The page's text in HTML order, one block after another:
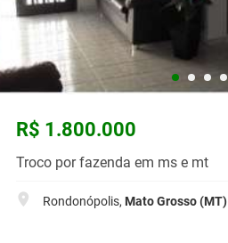
R$ 1.800.000
Troco por fazenda em ms e mt
Rondonópolis, Mato Grosso (MT)